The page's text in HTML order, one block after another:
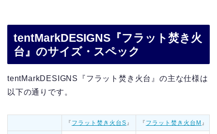
tentMarkDESIGNS『フラット焚き火
台』のサイズ・スペック
tentMarkDESIGNS『フラット焚き火台』の主な仕様は
以下の通りです。
『 フラット焚き火台S 』 『 フラット焚き火台M 』